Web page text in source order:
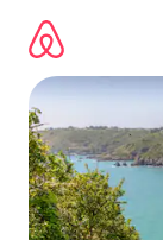
para
conteúdo